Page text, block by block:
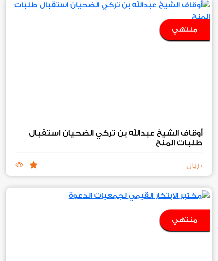
منتهي
أوقاف الشيخ عبدالله بن تركي الضحيان استقبال
طلبات المنح‏
0 ريال
منتهي